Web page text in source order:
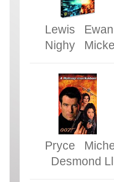
Lewis
Nighy
Pryce
Desmond